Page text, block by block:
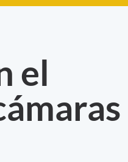
el